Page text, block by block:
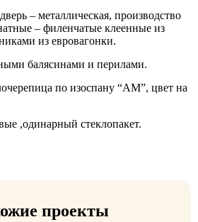
– металлическая, производство
– филенчатые клеенные из
из евровагонки.
балясинами и перилами.
по изоспану “АМ”, цвет на
,одинарный стеклопакет.
проекты